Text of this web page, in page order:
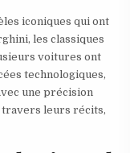
iconiques qui ont
les classiques
voitures ont
technologiques,
une précision
travers leurs récits,